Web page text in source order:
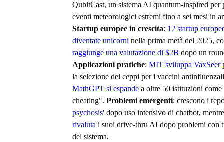
QubitCast, un sistema AI quantum-inspired per
eventi meteorologici estremi fino a sei mesi in
Startup europee in crescita: 12 startup
diventate unicorni nella prima metà del 2025,
raggiunge una valutazione di $2B dopo un
Applicazioni pratiche: MIT sviluppa VaxSeer
la selezione dei ceppi per i vaccini
MathGPT si espande a oltre 50 istituzioni
cheating". Problemi emergenti: crescono i
psychosis' dopo uso intensivo di chatbot,
rivaluta i suoi drive-thru AI dopo problemi con
del sistema.